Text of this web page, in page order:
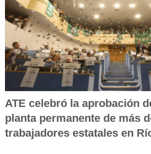
ATE celebró la aprobación
planta permanente de más
trabajadores estatales en